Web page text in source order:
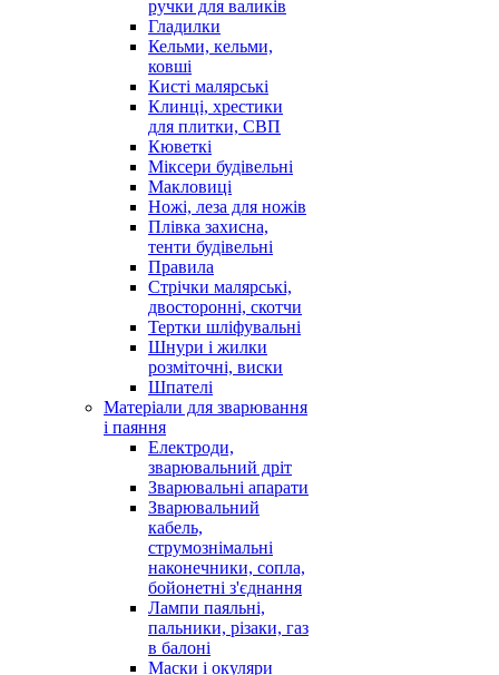
ручки для валиків
Гладилки
Кельми, кельми,
ковші
Кисті малярські
Клинці, хрестики
для плитки, СВП
Кюветкі
Міксери будівельні
Макловиці
Ножі, леза для ножів
Плівка захисна,
тенти будівельні
Правила
Стрічки малярські,
двосторонні, скотчи
Тертки шліфувальні
Шнури і жилки
розміточні, виски
Шпателі
Матеріали для зварювання
і паяння
Електроди,
зварювальний дріт
Зварювальні апарати
Зварювальний
кабель,
струмознімальні
наконечники, сопла,
бойонетні з'єднання
Лампи паяльні,
пальники, різаки, газ
в балоні
Маски і окуляри